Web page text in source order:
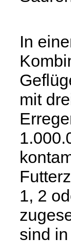
In
mit
1, 2
sind